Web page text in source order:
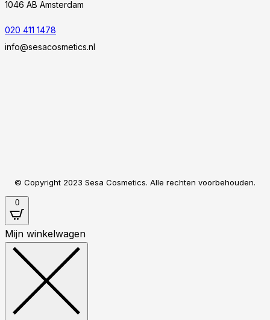
1046 AB Amsterdam
020 411 1478
info@sesacosmetics.nl
© Copyright 2023 Sesa Cosmetics. Alle rechten voorbehouden.
0
Mijn winkelwagen